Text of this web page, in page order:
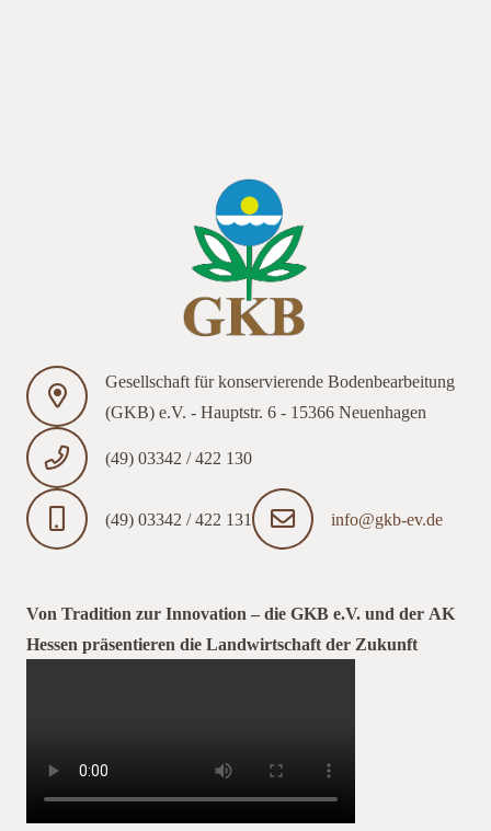
Gesellschaft für konservierende Bodenbearbeitung
(GKB) e.V. - Hauptstr. 6 - 15366 Neuenhagen
(49) 03342 / 422 130
(49) 03342 / 422 131 info@gkb-ev.de
Von Tradition zur Innovation – die GKB e.V. und der AK
Hessen präsentieren die Landwirtschaft der Zukunft